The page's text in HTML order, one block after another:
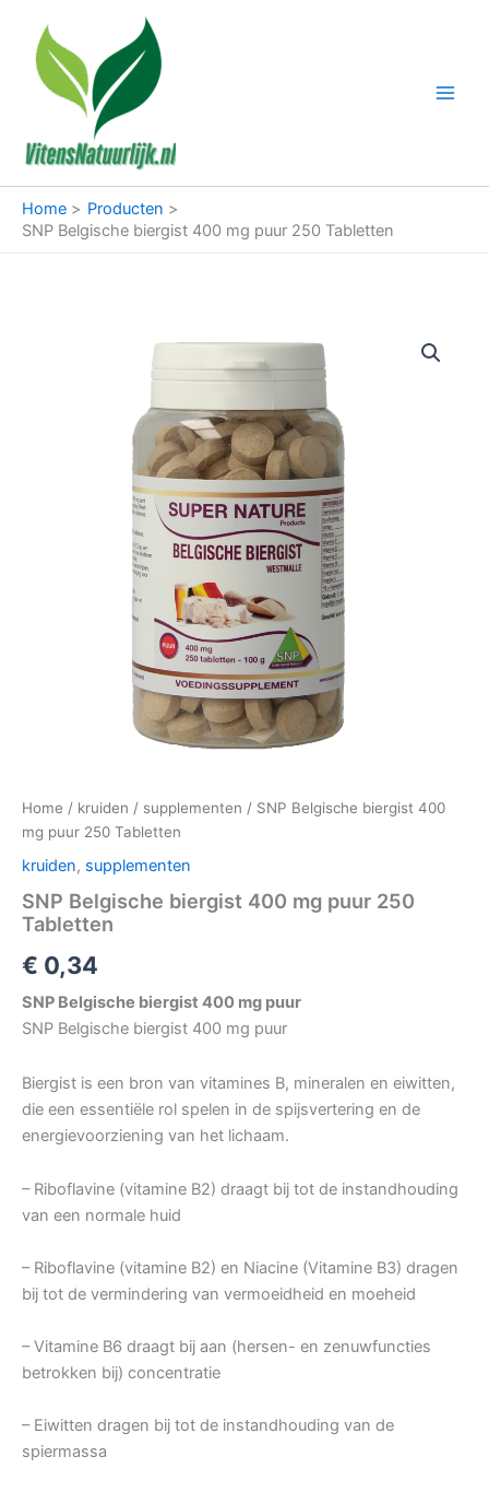
inhoud
Home
Producten
SNP Belgische biergist 400 mg puur 250 Tabletten
Home / kruiden / supplementen / SNP Belgische biergist 400
mg puur 250 Tabletten
kruiden, supplementen
SNP Belgische biergist 400 mg puur 250
Tabletten
€ 0,34
SNP Belgische biergist 400 mg puur
SNP Belgische biergist 400 mg puur
Biergist is een bron van vitamines B, mineralen en eiwitten,
die een essentiële rol spelen in de spijsvertering en de
energievoorziening van het lichaam.
– Riboflavine (vitamine B2) draagt bij tot de instandhouding
van een normale huid
– Riboflavine (vitamine B2) en Niacine (Vitamine B3) dragen
bij tot de vermindering van vermoeidheid en moeheid
– Vitamine B6 draagt bij aan (hersen- en zenuwfuncties
betrokken bij) concentratie
– Eiwitten dragen bij tot de instandhouding van de
spiermassa